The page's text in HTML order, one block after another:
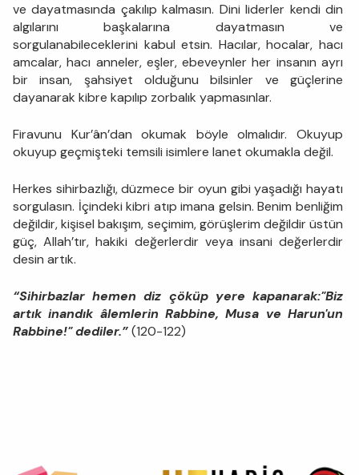
ve dayatmasında çakılıp kalmasın. Dini liderler kendi din
algılarını başkalarına dayatmasın ve
sorgulanabileceklerini kabul etsin. Hacılar, hocalar, hacı
amcalar, hacı anneler, eşler, ebeveynler her insanın ayrı
bir insan, şahsiyet olduğunu bilsinler ve güçlerine
dayanarak kibre kapılıp zorbalık yapmasınlar.
Firavunu Kur’ân’dan okumak böyle olmalıdır. Okuyup
okuyup geçmişteki temsili isimlere lanet okumakla değil.
Herkes sihirbazlığı, düzmece bir oyun gibi yaşadığı hayatı
sorgulasın. İçindeki kibri atıp imana gelsin. Benim benliğim
değildir, kişisel bakışım, seçimim, görüşlerim değildir üstün
güç, Allah’tır, hakiki değerlerdir veya insani değerlerdir
desin artık.
“Sihirbazlar hemen diz çöküp yere kapanarak:"Biz
artık inandık âlemlerin Rabbine, Musa ve Harun'un
Rabbine!" dediler.”(120-122)